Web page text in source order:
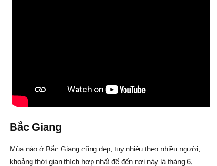
Bắc Giang
Mùa nào ở Bắc Giang cũng đẹp, tuy nhiêu theo nhiều người,
khoảng thời gian thích hợp nhất để đến nơi này là tháng 6,